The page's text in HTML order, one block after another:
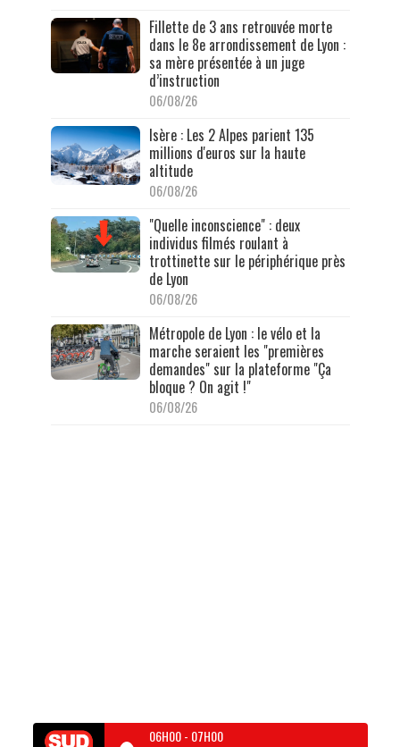
Fillette de 3 ans retrouvée morte
dans le 8e arrondissement de Lyon :
sa mère présentée à un juge
d’instruction
06/08/26
Isère : Les 2 Alpes parient 135
millions d'euros sur la haute
altitude
06/08/26
"Quelle inconscience" : deux
individus filmés roulant à
trottinette sur le périphérique près
de Lyon
06/08/26
Métropole de Lyon : le vélo et la
marche seraient les "premières
demandes" sur la plateforme "Ça
bloque ? On agit !"
06/08/26
06H00- 07H00